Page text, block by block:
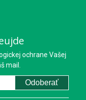
ochrane Vašej
mail.
Odoberať